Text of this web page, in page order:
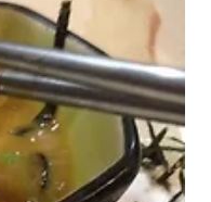
대신에 넣은 제품입니다. 인
보기는 처음이네요~ 직접 찍
니다. 위쪽에 라면 빵(?)이 있